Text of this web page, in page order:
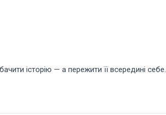
історію — а пережити її всередині себе.